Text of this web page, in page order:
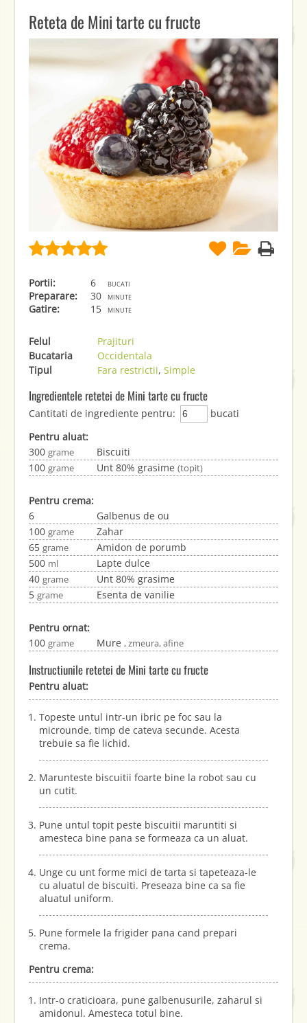
Reteta de Mini tarte cu fructe
Portii: 6 bucati
Preparare: 30 minute
Gatire: 15 minute
Felul
Prajituri
Bucataria
Occidentala
Tipul
Fara restrictii,Simple
Ingredientele retetei de Mini tarte cu fructe
Cantitati de ingrediente pentru:
bucati
Pentru aluat:
300 grame
Biscuiti
100 grame Unt 80% grasime (topit)
Pentru crema:
6
Galbenus de ou
100 grame
Zahar
65 grame
Amidon de porumb
500 ml
Lapte dulce
40 grame
Unt 80% grasime
5 grame Esenta de vanilie
Pentru ornat:
100 grame Mure , zmeura, afine
Instructiunile retetei de Mini tarte cu fructe
Pentru aluat:
Topeste untul intr-un ibric pe foc sau la
microunde, timp de cateva secunde. Acesta
trebuie sa fie lichid.
Marunteste biscuitii foarte bine la robot sau cu
un cutit.
Pune untul topit peste biscuitii maruntiti si
amesteca bine pana se formeaza ca un aluat.
Unge cu unt forme mici de tarta si tapeteaza-le
cu aluatul de biscuiti. Preseaza bine ca sa fie
aluatul uniform.
Pune formele la frigider pana cand prepari
crema.
Pentru crema:
Intr-o craticioara, pune galbenusurile, zaharul si
amidonul. Amesteca totul bine.